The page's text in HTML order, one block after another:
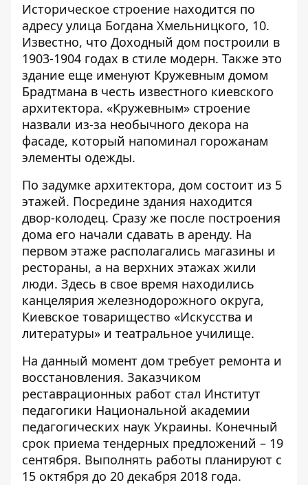
Историческое строение находится по
адресу улица Богдана Хмельницкого, 10.
Известно, что Доходный дом построили в
1903-1904 годах в стиле модерн. Также это
здание еще именуют Кружевным домом
Брадтмана в честь известного киевского
архитектора. «Кружевным» строение
назвали из-за необычного декора на
фасаде, который напоминал горожанам
элементы одежды.
По задумке архитектора, дом состоит из 5
этажей. Посредине здания находится
двор-колодец. Сразу же после построения
дома его начали сдавать в аренду. На
первом этаже располагались магазины и
рестораны, а на верхних этажах жили
люди. Здесь в свое время находились
канцелярия железнодорожного округа,
Киевское товарищество «Искусства и
литературы» и театральное училище.
На данный момент дом требует ремонта и
восстановления. Заказчиком
реставрационных работ стал Институт
педагогики Национальной академии
педагогических наук Украины. Конечный
срок приема тендерных предложений – 19
сентября. Выполнять работы планируют с
15 октября до 20 декабря 2018 года.